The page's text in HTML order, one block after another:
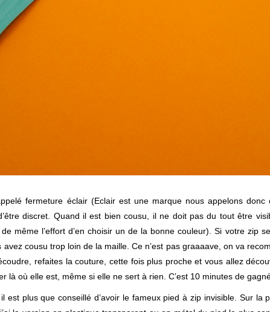
fermeture éclair (Eclair est une marque nous appelons
discret. Quand il est bien cousu, il ne doit pas du tout être
même l’effort d’en choisir un de la bonne couleur). Si votre zip
avez cousu trop loin de la maille. Ce n’est pas graaaave, on va
refaites la couture, cette fois plus proche et vous allez
là où elle est, même si elle ne sert à rien. C’est 10 minutes de
est plus que conseillé d’avoir le fameux pied à zip invisible. Sur la